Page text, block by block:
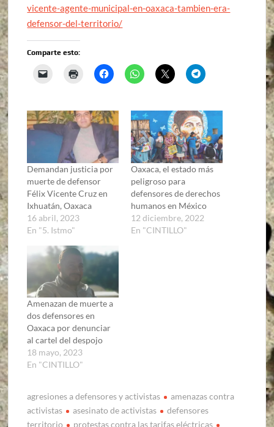
vicente-agente-municipal-en-oaxaca-tambien-era-
defensor-del-territorio/
Comparte esto:
Demandan justicia por
muerte de defensor
Félix Vicente Cruz en
Ixhuatán, Oaxaca
16 abril, 2023
En "5. Istmo"
Oaxaca, el estado más
peligroso para
defensores de derechos
humanos en México
12 diciembre, 2022
En "CINTILLO"
Amenazan de muerte a
dos defensores en
Oaxaca por denunciar
al cartel del despojo
18 mayo, 2023
En "CINTILLO"
agresiones a defensores y activistas
amenazas contra
activistas
asesinato de activistas
defensores
territorio
protestas contra las tarifas eléctricas